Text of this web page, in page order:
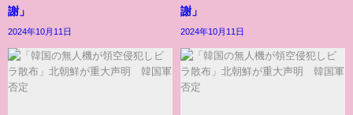
謝」
2024年10月11日
謝」
2024年10月11日